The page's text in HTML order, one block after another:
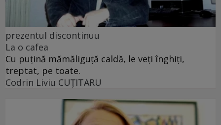
prezentul discontinuu
La o cafea
Cu puţină mămăliguţă caldă, le veţi înghiţi,
treptat, pe toate.
Codrin Liviu CUŢITARU